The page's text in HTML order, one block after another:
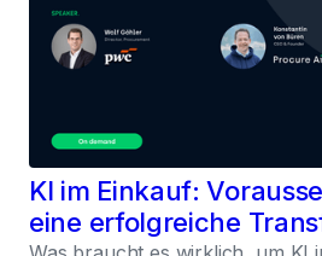
KI im Einkauf:
eine erfolgreiche